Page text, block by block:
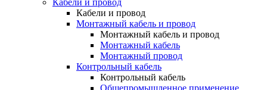
Кабели и провод
Кабели и провод
Монтажный кабель и провод
Монтажный кабель и провод
Монтажный кабель
Монтажный провод
Контрольный кабель
Контрольный кабель
Общепромышленное применение